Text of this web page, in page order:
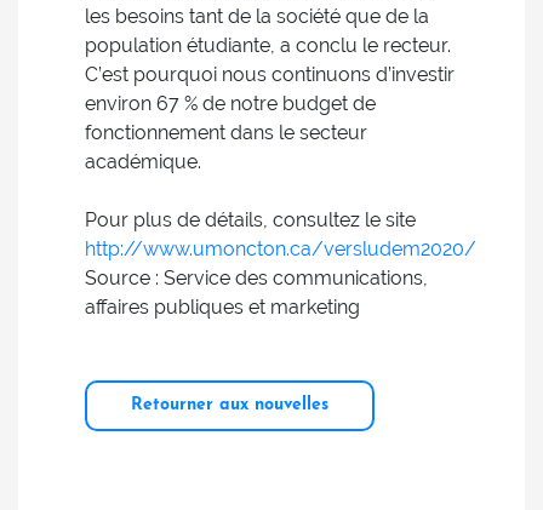
les besoins tant de la société que de la
population étudiante, a conclu le recteur.
C’est pourquoi nous continuons d’investir
environ 67 % de notre budget de
fonctionnement dans le secteur
académique.
Pour plus de détails, consultez le site
http://www.umoncton.ca/versludem2020/
Source : Service des communications,
affaires publiques et marketing
Retourner aux nouvelles